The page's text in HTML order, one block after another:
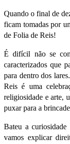
Quando o final de
ficam tomadas por
de Folia de Reis!
É difícil não se
caracterizados que
para dentro dos
Reis é uma
religiosidade e arte,
puxar para a
Bateu a
vamos explicar